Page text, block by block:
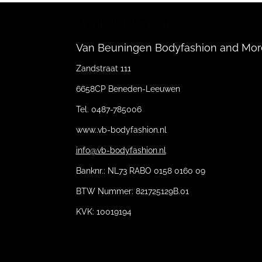
Van Beuningen Bodyfashion and
Zandstraat 111
6658CP Beneden-Leeuwen
Tel. 0487-785006
www..vb-bodyfashion.nl
info@vb-bodyfashion.nl
Banknr.: NL73 RABO 0158 0160 09
BTW Nummer: 821725129B.01
KVK: 10019194